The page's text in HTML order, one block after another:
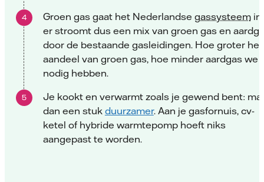
Groen gas gaat het Nederlandse gassysteemin:
er stroomt dus een mix van groen gas en
door de bestaande gasleidingen. Hoe groter het
aandeel van groen gas, hoe minder aardgas we
nodig hebben.
Je kookt en verwarmt zoals je gewend bent:
dan een stuk duurzamer. Aan je gasfornuis, cv-
ketel of hybride warmtepomp hoeft niks
aangepast te worden.